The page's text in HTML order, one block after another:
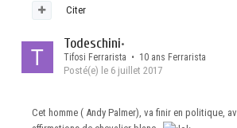
Citer
Todeschini•
Tifosi Ferrarista • 10 ans Ferrarista
Posté(e) le 6 juillet 2017
Cet homme ( Andy Palmer), va finir en politique,